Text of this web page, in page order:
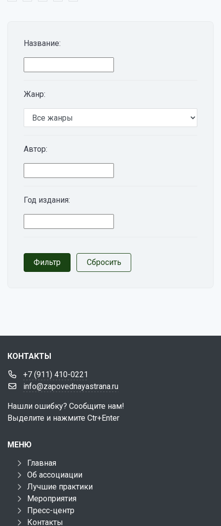
Название:
Жанр:
Автор:
Год издания:
КОНТАКТЫ
+7 (911) 410-0221
info@zapovednayastrana.ru
Нашли ошибку? Сообщите нам!
Выделите и нажмите Ctr+Enter
МЕНЮ
Главная
Об ассоциации
Лучшие практики
Мероприятия
Пресс-центр
Контакты